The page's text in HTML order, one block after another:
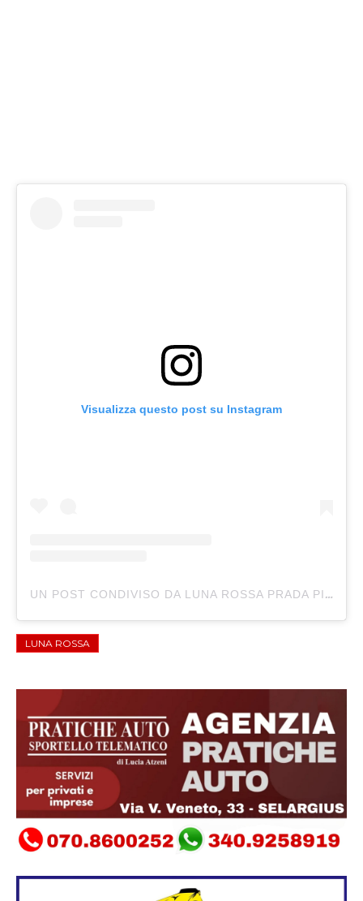
Visualizza questo post su Instagram
UN POST CONDIVISO DA LUNA ROSSA PRADA PIRELLI TEAM (@LUNAROSSACHALLENGE)
LUNA ROSSA